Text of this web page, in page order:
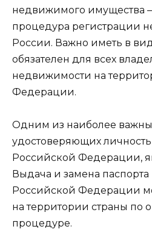
недвижимого имущества
процедура регистрации
России. Важно иметь в
обязателен для всех
недвижимости на
Федерации.
Одним из наиболее
удостоверяющих
Российской Федерации,
Выдача и замена
Российской Федерации
на территории страны по
процедуре.